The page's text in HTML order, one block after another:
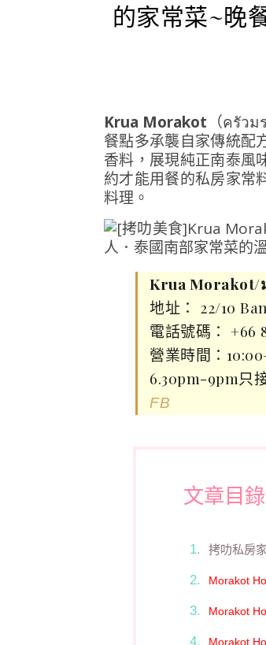
的家常菜~晚
Krua Morakot （ครัว
餐點多承襲自家傳統配
香料，展現純正南泰風
約才能用餐的私房家常
料理。
Krua Morakot/
地址： 22/10
電話號碼： +66
營業時間：
6.30pm-9pm只
FB
文章目錄
拷叻私房
Morakot
Morakot
Morakot